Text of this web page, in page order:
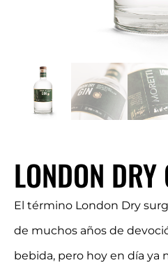
LONDON DRY
El término London Dry
de muchos años de
bebida, pero hoy en día ya